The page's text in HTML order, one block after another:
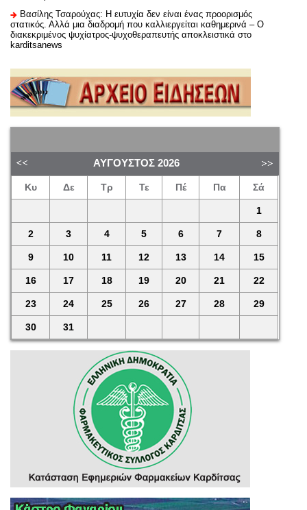
Βασίλης Τσαρούχας: Η ευτυχία δεν είναι ένας προορισμός
στατικός. Αλλά μια διαδρομή που καλλιεργείται καθημερινά – Ο
διακεκριμένος ψυχίατρος-ψυχοθεραπευτής αποκλειστικά στο
karditsanews
ΑΎΓΟΥΣΤΟΣ 2026
Κυ Δε Τρ Τε Πέ Πα Σά
1
2 3 4 5 6 7 8
9 10 11 12 13 14 15
16 17 18 19 20 21 22
23 24 25 26 27 28 29
30 31